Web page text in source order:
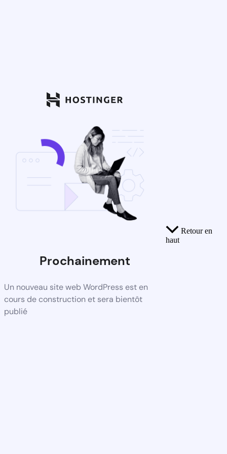
Prochainement
Un nouveau site web WordPress est en
cours de construction et sera bientôt
publié
Retour en
haut